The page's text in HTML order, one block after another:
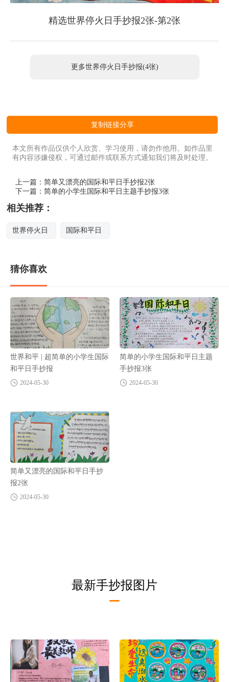
精选世界停火日手抄报2张-第2张
更多世界停火日手抄报(4张)
复制链接分享
本文所有作品仅供个人欣赏、学习使用，请勿作他用。如作品里
有内容涉嫌侵权，可通过邮件或联系方式通知我们将及时处理。
上一篇：简单又漂亮的国际和平日手抄报2张
下一篇：简单的小学生国际和平日主题手抄报3张
相关推荐：
世界停火日 国际和平日
猜你喜欢
世界和平 | 超简单的小学生国际
和平日手抄报
2024-05-30
简单的小学生国际和平日主题
手抄报3张
2024-05-30
简单又漂亮的国际和平日手抄
报2张
2024-05-30
最新手抄报图片